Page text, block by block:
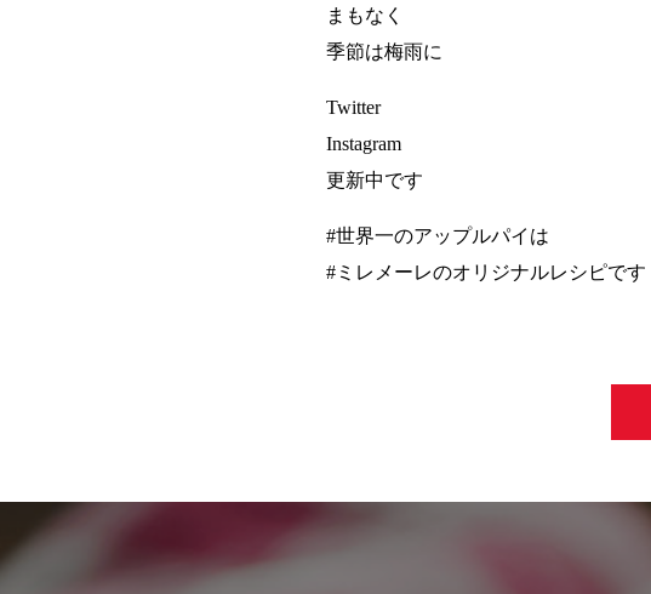
まもなく
季節は梅雨に
Twitter
Instagram
更新中です
#世界一のアップルパイは
#ミレメーレのオリジナルレシピです